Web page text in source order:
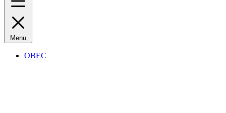
Menu
OBEC